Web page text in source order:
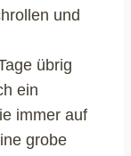
und
übrig
ein
immer auf
grobe